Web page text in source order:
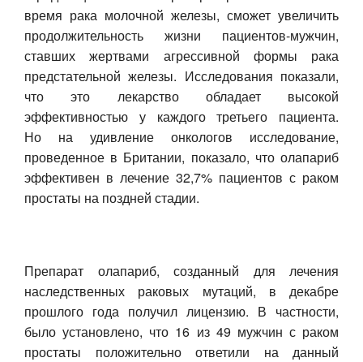
время рака молочной железы, сможет увеличить
продолжительность жизни пациентов-мужчин,
ставших жертвами агрессивной формы рака
предстательной железы. Исследования показали,
что это лекарство обладает высокой
эффективностью у каждого третьего пациента.
Но на удивление онкологов исследование,
проведенное в Британии, показало, что олапариб
эффективен в лечение 32,7% пациентов с раком
простаты на поздней стадии.
Препарат олапариб, созданный для лечения
наследственных раковых мутаций, в декабре
прошлого года получил лицензию. В частности,
было установлено, что 16 из 49 мужчин с раком
простаты положительно ответили на данный